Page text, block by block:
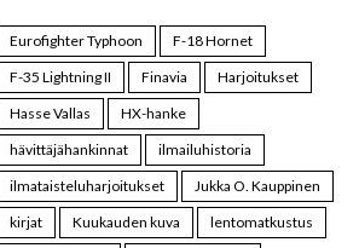
Eurofighter Typhoon
F-18 Hornet
F-35 Lightning II
Finavia
Harjoitukset
Hasse Vallas
HX-hanke
hävittäjähankinnat
ilmailuhistoria
ilmataisteluharjoitukset
Jukka O. Kauppinen
kirjat
Kuukauden kuva
lentomatkustus